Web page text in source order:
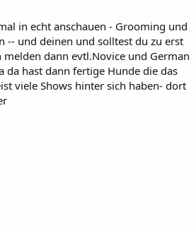
in echt anschauen - Grooming und
-- und deinen und solltest du zu erst
melden dann evtl.Novice und German
da hast dann fertige Hunde die das
viele Shows hinter sich haben- dort